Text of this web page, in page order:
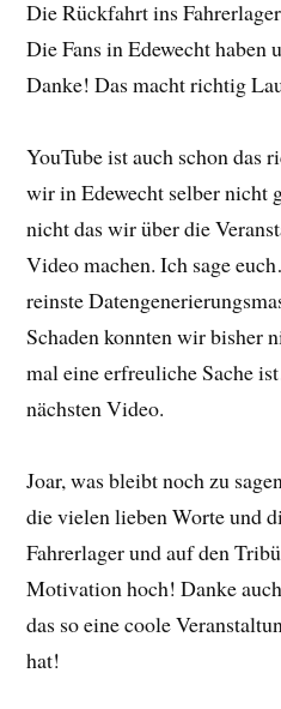
Die Rückfahrt ins
Die Fans in Edewecht haben
Danke! Das macht richtig
YouTube ist auch schon das
wir in Edewecht selber nicht
nicht das wir über die
Video machen. Ich sage
reinste
Schaden konnten wir bisher
mal eine erfreuliche Sache
nächsten Video.
Joar, was bleibt noch zu
die vielen lieben Worte und
Fahrerlager und auf den
Motivation hoch! Danke
das so eine coole
hat!